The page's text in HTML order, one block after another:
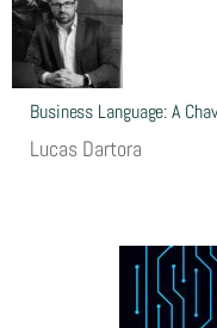
Business Language: A
Lucas Dartora